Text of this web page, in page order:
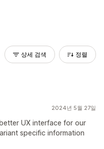
상세 검색 정렬
2024년 5월 27일
UX interface for our
specific information